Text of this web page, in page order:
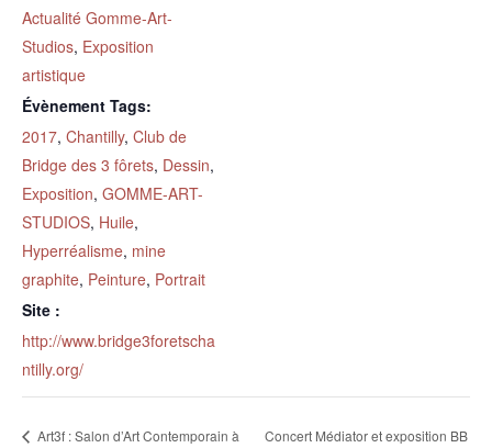
Actualité Gomme-Art-
Studios, Exposition
artistique
Évènement Tags:
2017, Chantilly, Club de
Bridge des 3 fôrets, Dessin,
Exposition, GOMME-ART-
STUDIOS, Huile,
Hyperréalisme, mine
graphite, Peinture, Portrait
Site :
http://www.bridge3foretscha
ntilly.org/
Art3f : Salon d’Art Contemporain à Concert Médiator et exposition BB